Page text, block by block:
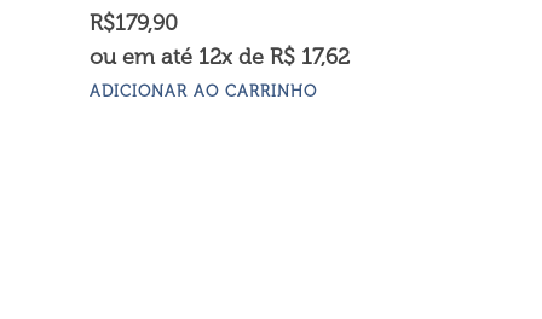
R$179,90
ou em até 12x de R$ 17,62
ADICIONAR AO CARRINHO